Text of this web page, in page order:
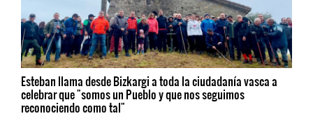
Esteban llama desde Bizkargi a toda la ciudadanía vasca a
celebrar que "somos un Pueblo y que nos seguimos
reconociendo como tal"